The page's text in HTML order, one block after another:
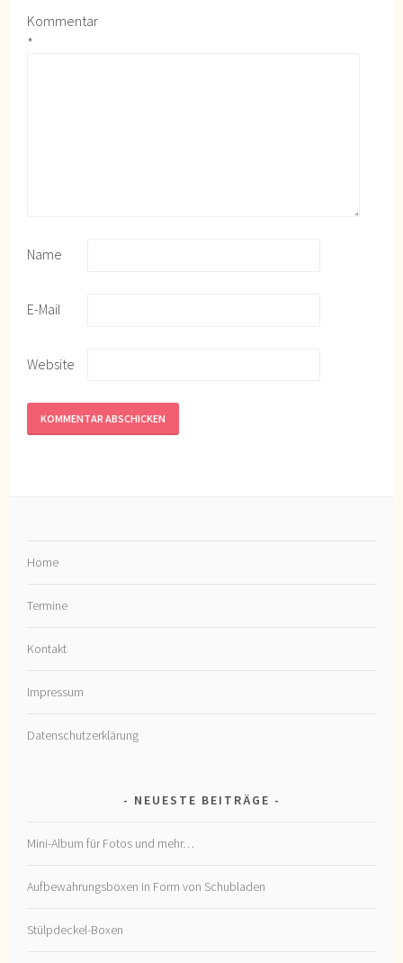
Kommentar
*
Name
E-Mail
Website
Home
Termine
Kontakt
Impressum
Datenschutzerklärung
NEUESTE BEITRÄGE
Mini-Album für Fotos und mehr…
Aufbewahrungsboxen in Form von Schubladen
Stülpdeckel-Boxen